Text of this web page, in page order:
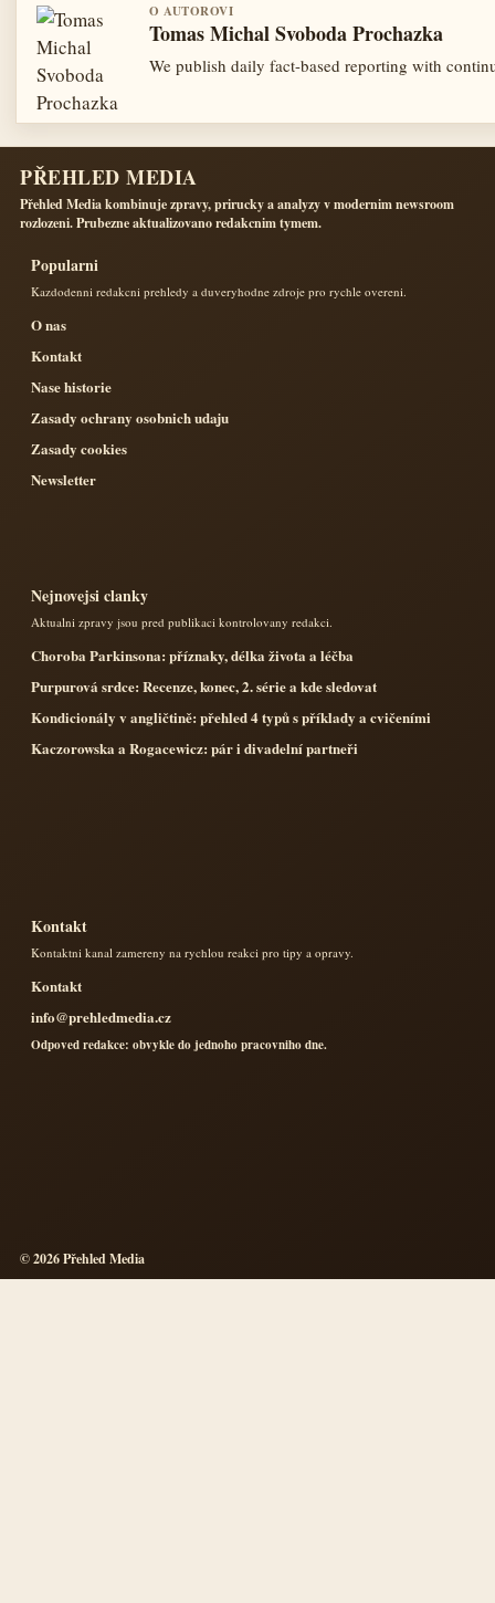
O AUTOROVI
Tomas Michal Svoboda Prochazka
We publish daily fact-based reporting with
PŘEHLED MEDIA
Přehled Media kombinuje zpravy, prirucky a analyzy v modernim newsroom
rozlozeni. Prubezne aktualizovano redakcnim tymem.
Popularni
Kazdodenni redakcni prehledy a duveryhodne zdroje pro rychle overeni.
O nas
Kontakt
Nase historie
Zasady ochrany osobnich udaju
Zasady cookies
Newsletter
Nejnovejsi clanky
Aktualni zpravy jsou pred publikaci kontrolovany redakci.
Choroba Parkinsona: příznaky, délka života a léčba
Purpurová srdce: Recenze, konec, 2. série a kde sledovat
Kondicionály v angličtině: přehled 4 typů s příklady a cvičeními
Kaczorowska a Rogacewicz: pár i divadelní partneři
Kontakt
Kontaktni kanal zamereny na rychlou reakci pro tipy a opravy.
Kontakt
info@prehledmedia.cz
Odpoved redakce: obvykle do jednoho pracovniho dne.
© 2026 Přehled Media